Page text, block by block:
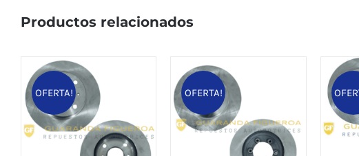
Productos relacionados
OFERTA! OFERTA!